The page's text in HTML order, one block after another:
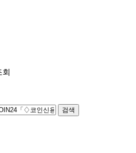
회
검색